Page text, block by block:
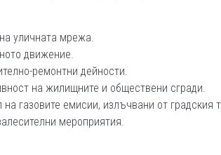
уличната мрежа.
движение.
ремонтни дейности.
на жилищните и обществени сгради.
газовите емисии, излъчвани от градския
мероприятия.